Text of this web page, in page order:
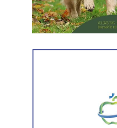
Prensa de Buenos Aires
representantes de la
Laboralistas, Mariana
Trabajo (ANJUT), Juan Orsini.
muerta. Con esta reforma,
compraventa de la fuerza de
enfrentamos un ataque al